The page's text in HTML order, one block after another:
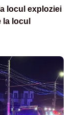
locul exploziei
locul